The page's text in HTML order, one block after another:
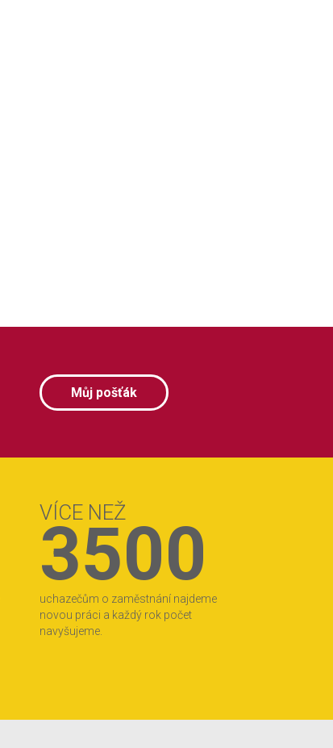
Můj pošťák
VÍCE NEŽ
3500
uchazečům o zaměstnání najdeme
novou práci a každý rok počet
navyšujeme.